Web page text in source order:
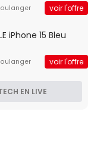
voir l'offre
iPhone 15 Bleu
voir l'offre
EN LIVE